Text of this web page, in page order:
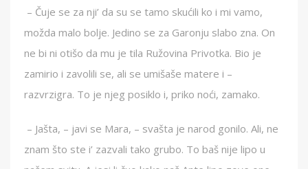
– Čuje se za nji’ da su se tamo skućili ko i mi vamo,
možda malo bolje. Jedino se za Garonju slabo zna. On
ne bi ni otišo da mu je tila Ružovina Privotka. Bio je
zamirio i zavolili se, ali se umišaše matere i –
razvrzigra. To je njeg posiklo i, priko noći, zamako.
– Jašta, – javi se Mara, – svašta je narod gonilo. Ali, ne
znam što ste i’ zazvali tako grubo. To baš nije lipo u